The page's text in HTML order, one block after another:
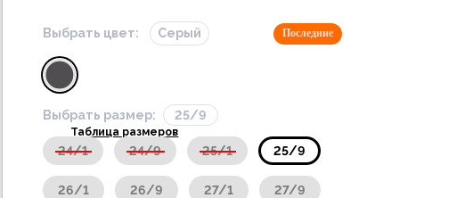
Выбрать цвет: Серый Последние
Выбрать размер: 25/9
Таблица размеров
24/1 24/9 25/1 25/9
26/1 26/9 27/1 27/9